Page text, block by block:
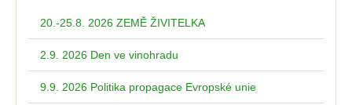
20.-25.8. 2026 ZEMĚ ŽIVITELKA
2.9. 2026 Den ve vinohradu
9.9. 2026 Politika propagace Evropské unie